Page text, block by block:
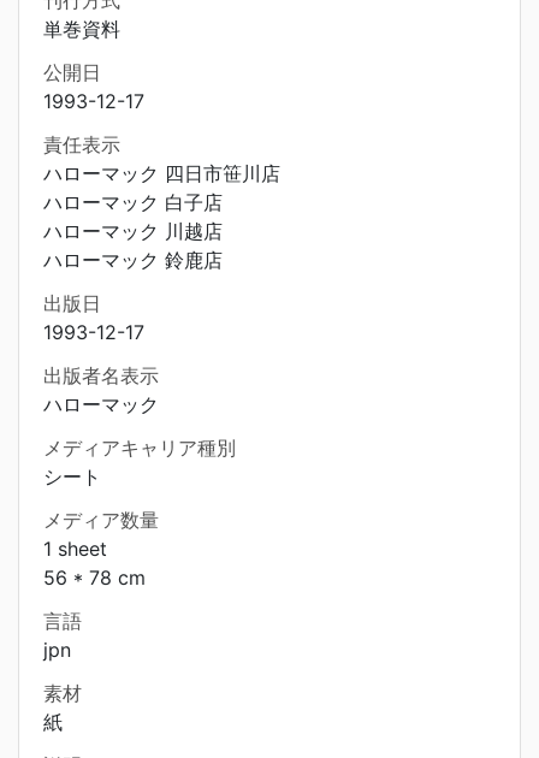
単巻資料
公開日
1993-12-17
責任表示
ハローマック 四日市笹川店
ハローマック 白子店
ハローマック 川越店
ハローマック 鈴鹿店
出版日
1993-12-17
出版者名表示
ハローマック
メディアキャリア種別
シート
メディア数量
1 sheet
56 * 78 cm
言語
jpn
素材
紙